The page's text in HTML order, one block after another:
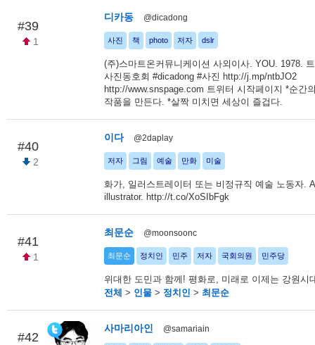
#39
1
디카동 @dicadong
사진 책 photo 저자 dslr
(주)스마트온커뮤니케이션 사외이사. YOU. 1978.
사진동호회 #dicadong #사진 http://j.mp/ntbJO2
http://www.snspage.com 트위터 시작페이지 *순간
작품을 만든다. *살짝 미치면 세상이 즐겁다.
#40
2
이다 @2daplay
저자 그림 예술 만화 미술
화가, 일러스트레이터 또는 비정규직 예술 노동자.
illustrator. http://t.co/XoSIbFgk
#41
1
최문순 @moonsoonc
최문순 정치인 민주 저자 국회의원 민주당
위대한 도민과 함께! 평화로, 미래로 이제는 강원시
전체 > 인물 > 정치인 > 최문순
#42
사마리아인 @samariain